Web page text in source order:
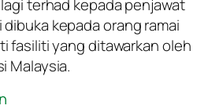
terhad kepada penjawat
dibuka kepada orang ramai
fasiliti yang ditawarkan oleh
Malaysia.